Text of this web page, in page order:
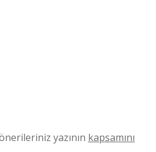
yazının kapsamını